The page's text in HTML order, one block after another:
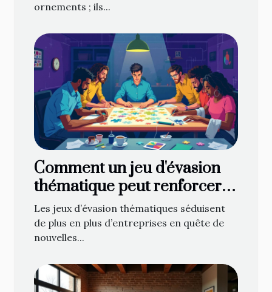
ornements ; ils...
Comment un jeu d'évasion
thématique peut renforcer
l'esprit d'équipe ?
Les jeux d’évasion thématiques séduisent
de plus en plus d’entreprises en quête de
nouvelles...